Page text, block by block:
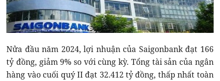
Nửa đầu năm 2024, lợi nhuận của Saigonbank đạt 166
tỷ đồng, giảm 9% so với cùng kỳ. Tổng tài sản của ngân
hàng vào cuối quý II đạt 32.412 tỷ đồng, thấp nhất toàn